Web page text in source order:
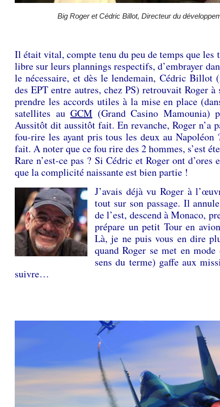
Big Roger et Cédric Billot, Directeur du
Il était vital, compte tenu du peu de temps que les
libre sur leurs plannings respectifs, d’embrayer
le nécessaire, et dès le lendemain, Cédric Billot
des EPT entre autres, chez PS) retrouvait Roger
prendre les accords utiles à la mise en place
satellites au GCM (Grand Casino Mamounia)
Aussitôt dit aussitôt fait. En revanche, Roger n’a
fou-rire les ayant pris tous les deux au Napoléon
fait. A noter que ce fou rire des 2 hommes, s’est
Rare n’est-ce pas ? Si Cédric et Roger ont d’ores
que la complicité naissante est bien partie !
J’avais déjà vu Roger à
tout sur son passage. Il
de l’est, descend à Monaco,
prépare un petit Tour en
Là, je ne puis vous en dire
quand Roger se met en
sens du terme) gaffe aux
suivre…